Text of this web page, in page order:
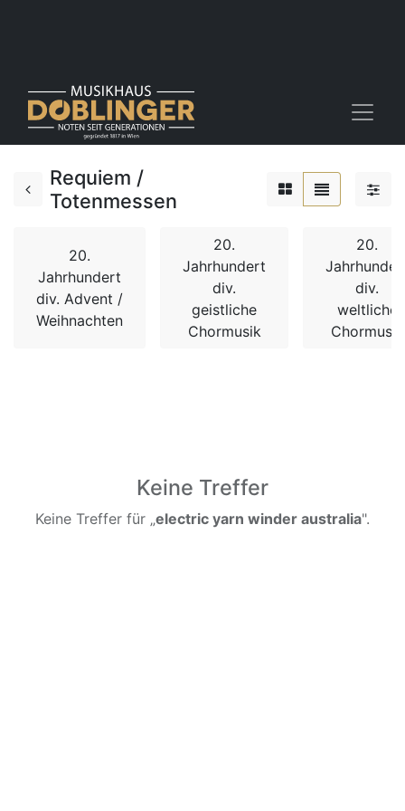
Requiem /
Totenmessen
20.
Jahrhundert
div. Advent /
Weihnachten
20.
Jahrhundert
div.
geistliche
Chormusik
20.
div.
weltliche
Chormusik
Keine Treffer
Keine Treffer für „electric yarn winder australia".